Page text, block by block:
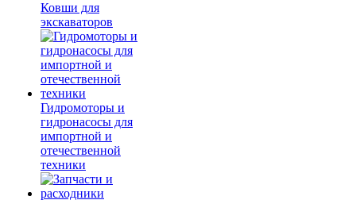
Ковши для
экскаваторов
Гидромоторы и
гидронасосы для
импортной и
отечественной
техники